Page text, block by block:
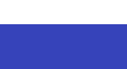
ficam 15 truques para te